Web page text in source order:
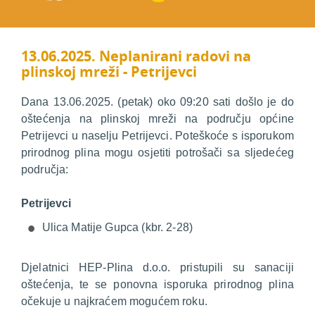
13.06.2025. Neplanirani radovi na
plinskoj mreži - Petrijevci
Dana 13.06.2025. (petak) oko 09:20 sati došlo je do
oštećenja na plinskoj mreži na području općine
Petrijevci u naselju Petrijevci. Poteškoće s isporukom
prirodnog plina mogu osjetiti potrošači sa sljedećeg
područja:
Petrijevci
Ulica Matije Gupca (kbr. 2-28)
Djelatnici HEP-Plina d.o.o. pristupili su sanaciji
oštećenja, te se ponovna isporuka prirodnog plina
očekuje u najkraćem mogućem roku.